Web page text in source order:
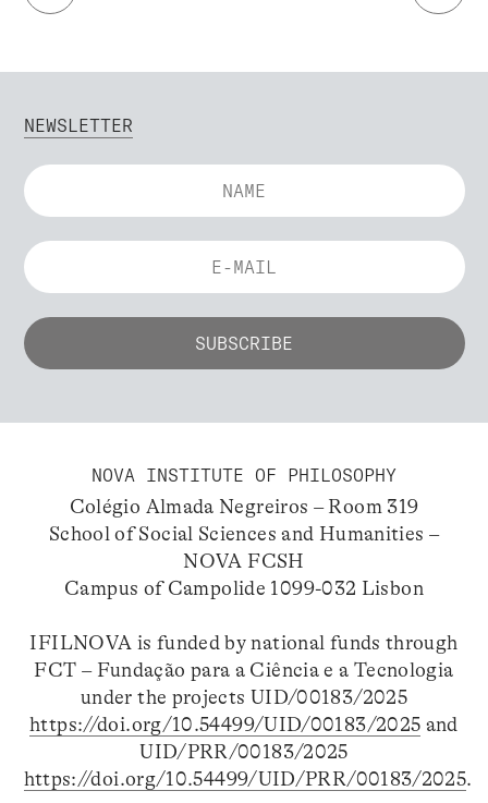
NEWSLETTER
NOVA INSTITUTE OF PHILOSOPHY
Colégio Almada Negreiros – Room 319
School of Social Sciences and Humanities –
NOVA FCSH
Campus of Campolide 1099-032 Lisbon
IFILNOVA is funded by national funds through
FCT – Fundação para a Ciência e a Tecnologia
under the projects UID/00183/2025
https://doi.org/10.54499/UID/00183/2025 and
UID/PRR/00183/2025
https://doi.org/10.54499/UID/PRR/00183/2025.